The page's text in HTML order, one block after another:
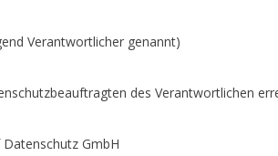
Verantwortlicher genannt)
des Verantwortlichen
GmbH